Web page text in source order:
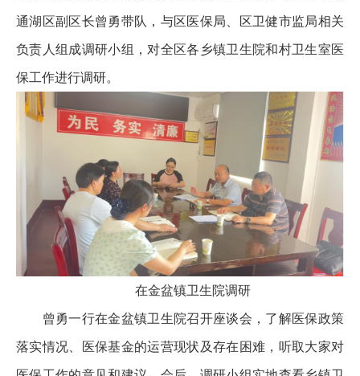
通湖区副区长曾勇带队，与区医保局、区卫健市监局相关
负责人组成调研小组，对全区各乡镇卫生院和村卫生室医
保工作进行调研。
在金盆镇卫生院调研
曾勇一行在金盆镇卫生院召开座谈会，了解医保政策
落实情况、医保基金的运营现状及存在困难，听取大家对